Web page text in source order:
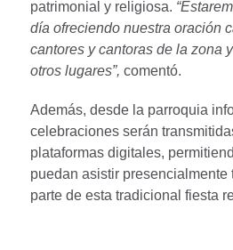
patrimonial y religiosa.
día ofreciendo nuestra oración
cantores y cantoras de la zona
otros lugares”, comentó.
Además, desde la parroquia
celebraciones serán
plataformas digitales,
puedan asistir presencialmente
parte de esta tradicional fiesta